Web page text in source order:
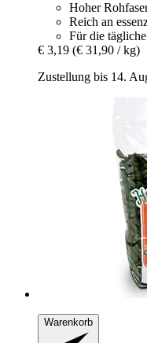
Hoher
Reich an
Für die
€ 3,19 (€ 31,90 / kg)
Zustellung bis 14.
Warenkorb